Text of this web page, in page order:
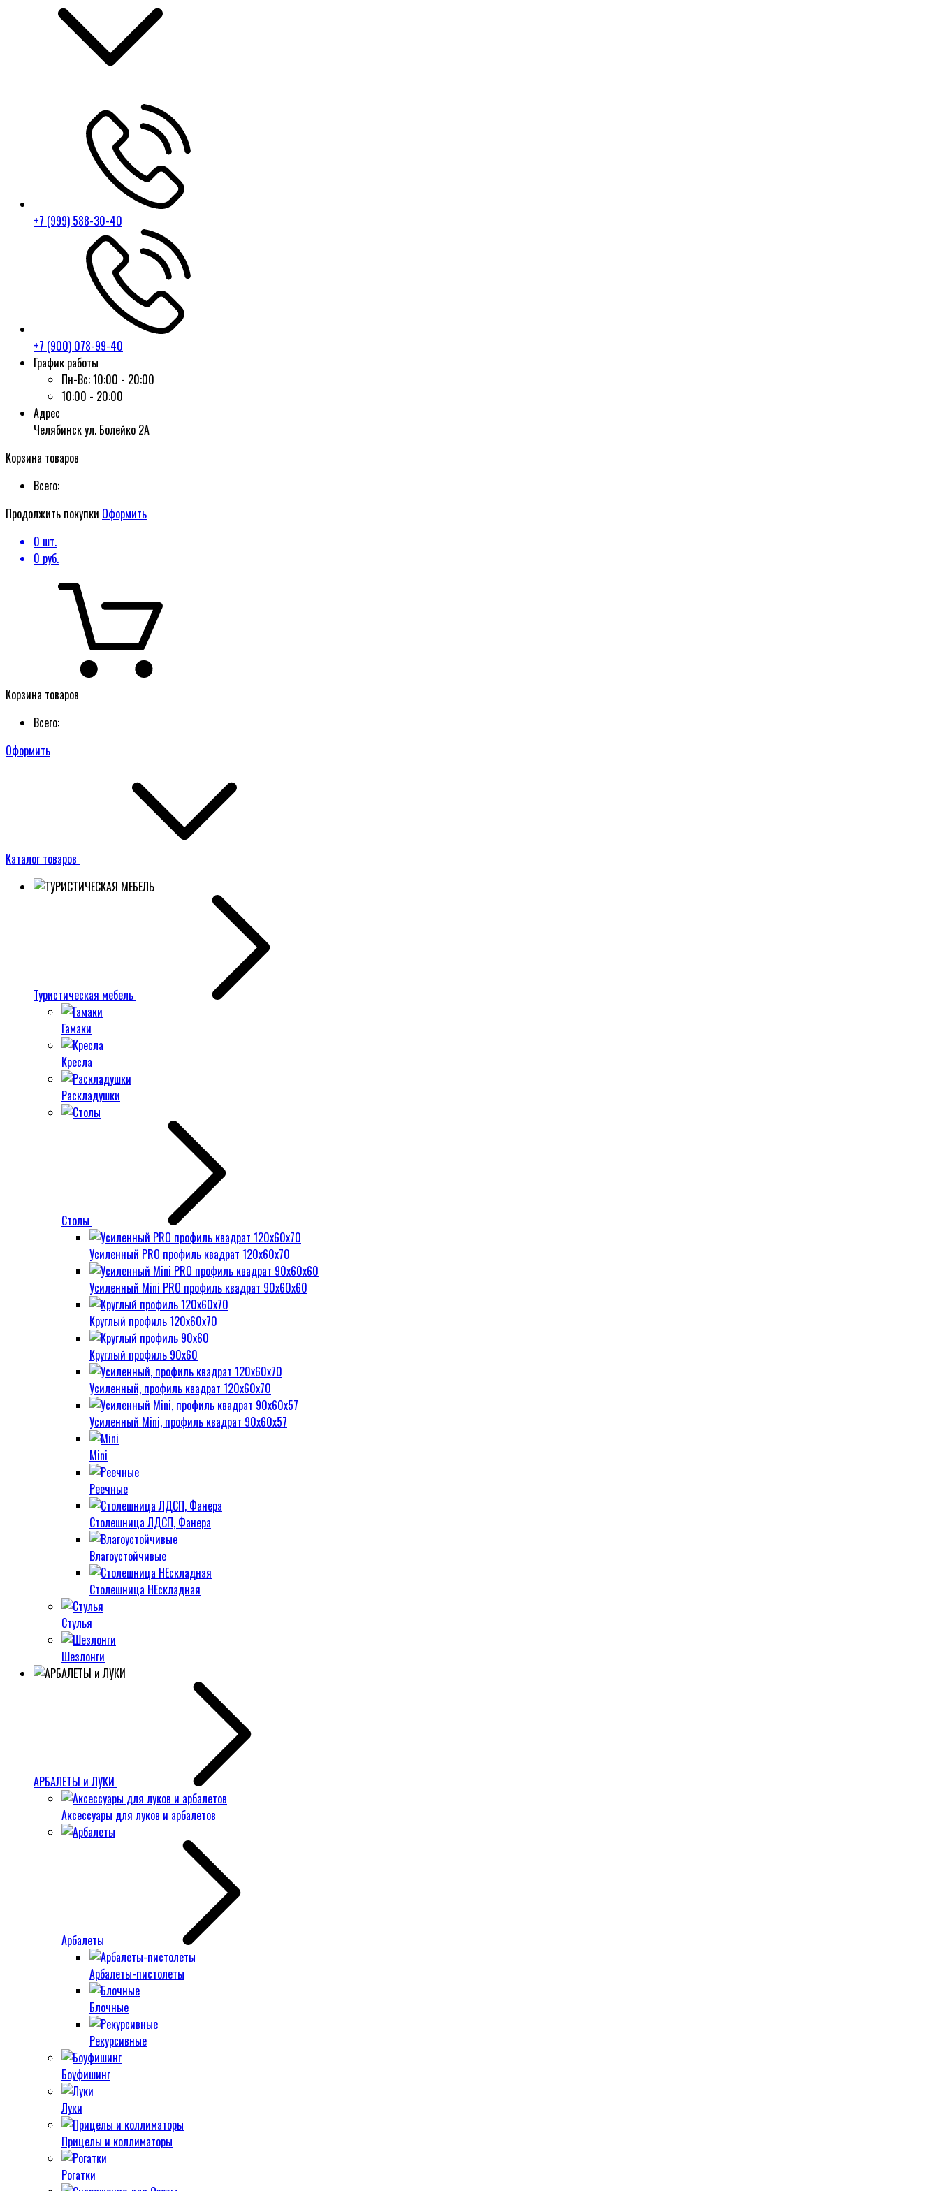
+7 (999) 588-30-40
+7 (900) 078-99-40
График работы
Пн-Вс:10:00 - 20:00
10:00 - 20:00
Адрес
Челябинск ул. Болейко 2А
Корзина товаров
Всего:
Продолжить покупки Оформить
0 шт.
0 руб.
Корзина товаров
Всего:
Оформить
Каталог товаров
Туристическая мебель
Гамаки
Кресла
Раскладушки
Столы
Усиленный PRO профиль квадрат 120х60х70
Усиленный Mini PRO профиль квадрат 90х60х60
Круглый профиль 120х60х70
Круглый профиль 90х60
Усиленный, профиль квадрат 120х60х70
Усиленный Mini, профиль квадрат 90х60х57
Mini
Реечные
Столешница ЛДСП, Фанера
Влагоустойчивые
Столешница НЕскладная
Стулья
Шезлонги
АРБАЛЕТЫ и ЛУКИ
Аксессуары для луков и арбалетов
Арбалеты
Арбалеты-пистолеты
Блочные
Рекурсивные
Боуфишинг
Луки
Прицелы и коллиматоры
Рогатки